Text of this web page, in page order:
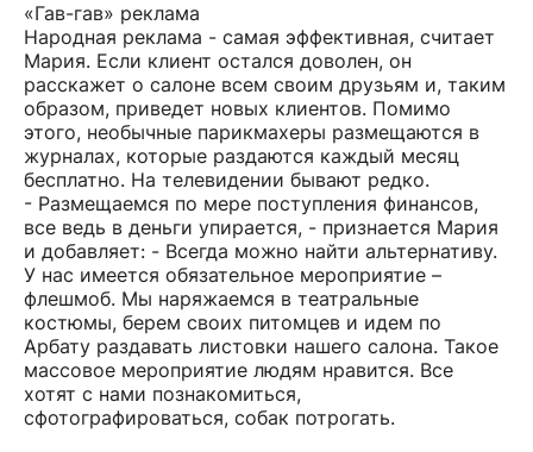
«Гав-гав» реклама
Народная реклама - самая эффективная, считает
Мария. Если клиент остался доволен, он
расскажет о салоне всем своим друзьям и, таким
образом, приведет новых клиентов. Помимо
этого, необычные парикмахеры размещаются в
журналах, которые раздаются каждый месяц
бесплатно. На телевидении бывают редко.
- Размещаемся по мере поступления финансов,
все ведь в деньги упирается, - признается Мария
и добавляет: - Всегда можно найти альтернативу.
У нас имеется обязательное мероприятие –
флешмоб. Мы наряжаемся в театральные
костюмы, берем своих питомцев и идем по
Арбату раздавать листовки нашего салона. Такое
массовое мероприятие людям нравится. Все
хотят с нами познакомиться,
сфотографироваться, собак потрогать.